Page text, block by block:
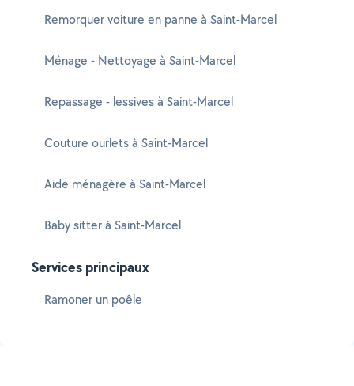
Remorquer voiture en panne à Saint-Marcel
Ménage - Nettoyage à Saint-Marcel
Repassage - lessives à Saint-Marcel
Couture ourlets à Saint-Marcel
Aide ménagère à Saint-Marcel
Baby sitter à Saint-Marcel
Services principaux
Ramoner un poêle